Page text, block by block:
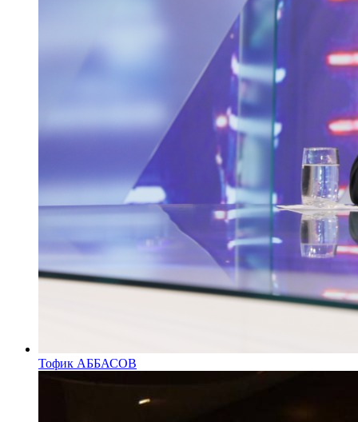
Тофик АББАСОВ